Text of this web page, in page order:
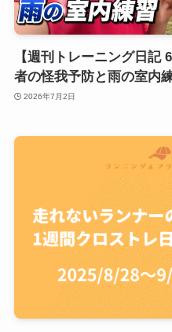
【週刊トレーニング日記
者の怪我予防と雨の室内
2026年7月2日